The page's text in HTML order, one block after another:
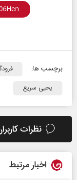
برچسب ها:
یحیی سریع
نظرات
اخبار مرتبط